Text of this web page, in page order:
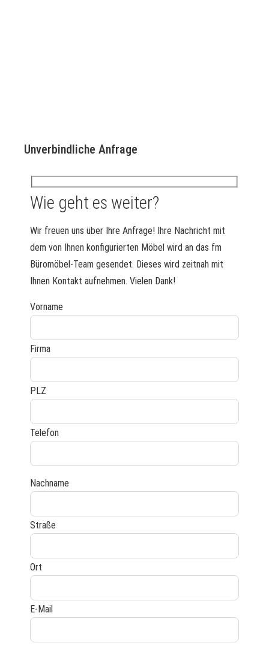
Unverbindliche Anfrage
Wie geht es weiter?
Wir freuen uns über Ihre Anfrage! Ihre Nachricht mit
dem von Ihnen konfigurierten Möbel wird an das fm
Büromöbel-Team gesendet. Dieses wird zeitnah mit
Ihnen Kontakt aufnehmen. Vielen Dank!
Vorname
Firma
PLZ
Telefon
Nachname
Straße
Ort
E-Mail